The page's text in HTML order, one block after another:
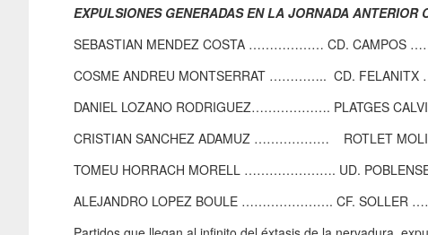
EXPULSIONES GENERADAS EN LA JORNADA ANTERIOR
SEBASTIAN MENDEZ COSTA ……………… CD.
COSME ANDREU MONTSERRAT ………….. CD.
DANIEL LOZANO RODRIGUEZ………………. PLATGES
CRISTIAN SANCHEZ ADAMUZ ……………… ROTLET
TOMEU HORRACH MORELL …………………. UD.
ALEJANDRO LOPEZ BOULE …………………. CF.